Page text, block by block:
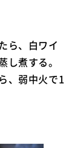
ら、白ワイ
煮する。
、弱中火で1